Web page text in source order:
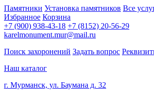
Памятники Установка памятников Все
Избранное Корзина
+7 (900) 938-43-18 +7 (8152) 20-56-29
karelmonument.mur@mail.ru
Поиск захоронений Задать вопрос
Наш каталог
г. Мурманск, ул. Баумана д. 32